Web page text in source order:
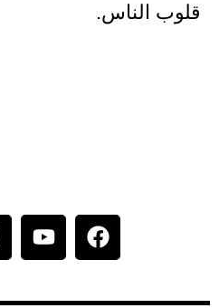
قلوب الناس.